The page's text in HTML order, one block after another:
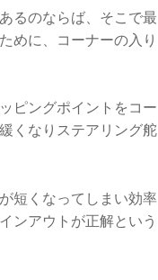
るのならば、そこで最
めに、コーナーの入り
ピングポイントをコー
くなりステアリング舵
短くなってしまい効率
ンアウトが正解という